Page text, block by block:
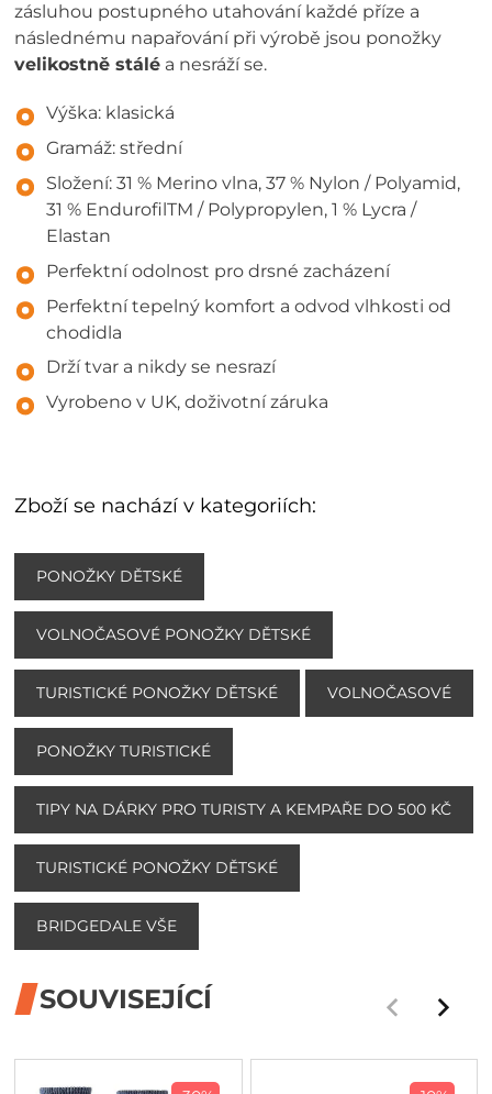
zásluhou postupného utahování každé příze a
následnému napařování při výrobě jsou ponožky
velikostně stálé a nesráží se.
Výška: klasická
Gramáž: střední
Složení: 31 % Merino vlna, 37 % Nylon / Polyamid,
31 % EndurofilTM / Polypropylen, 1 % Lycra /
Elastan
Perfektní odolnost pro drsné zacházení
Perfektní tepelný komfort a odvod vlhkosti od
chodidla
Drží tvar a nikdy se nesrazí
Vyrobeno v UK, doživotní záruka
Zboží se nachází v kategoriích:
PONOŽKY DĚTSKÉ
VOLNOČASOVÉ PONOŽKY DĚTSKÉ
TURISTICKÉ PONOŽKY DĚTSKÉ VOLNOČASOVÉ
PONOŽKY TURISTICKÉ
TIPY NA DÁRKY PRO TURISTY A KEMPAŘE DO 500 KČ
TURISTICKÉ PONOŽKY DĚTSKÉ
BRIDGEDALE VŠE
SOUVISEJÍCÍ